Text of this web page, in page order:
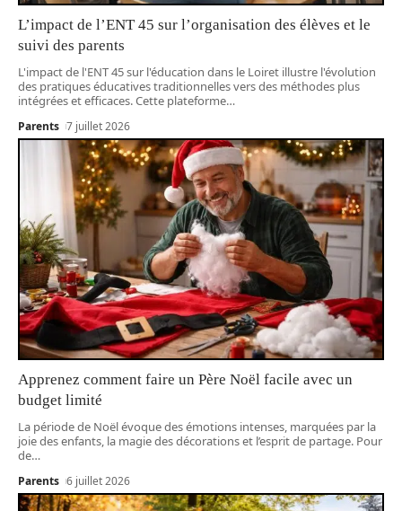
L’impact de l’ENT 45 sur l’organisation des élèves et le
suivi des parents
L'impact de l'ENT 45 sur l'éducation dans le Loiret illustre l'évolution
des pratiques éducatives traditionnelles vers des méthodes plus
intégrées et efficaces. Cette plateforme…
Parents 7 juillet 2026
Apprenez comment faire un Père Noël facile avec un
budget limité
La période de Noël évoque des émotions intenses, marquées par la
joie des enfants, la magie des décorations et l’esprit de partage. Pour
de…
Parents 6 juillet 2026